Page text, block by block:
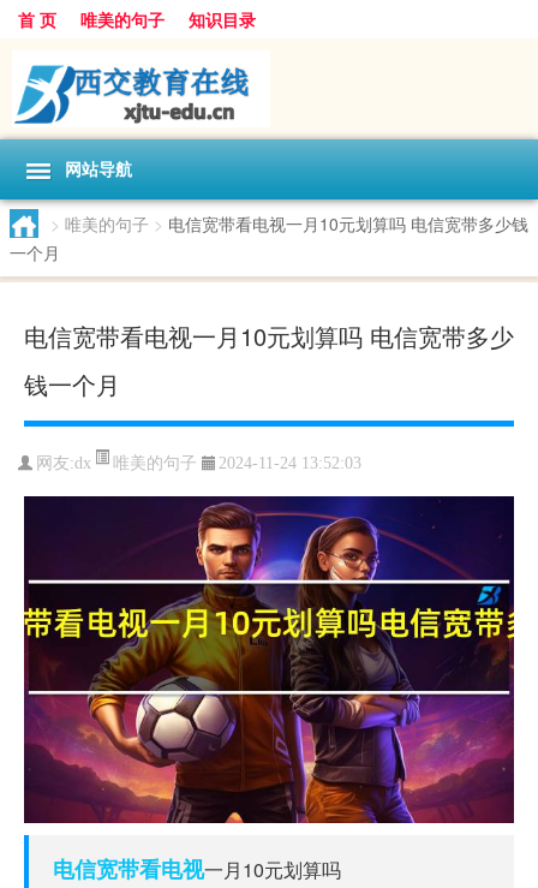
首 页 唯美的句子 知识目录
网站导航
> 唯美的句子 > 电信宽带看电视一月10元划算吗 电信宽带多少钱
一个月
电信宽带看电视一月10元划算吗 电信宽带多少
钱一个月
网友:dx 唯美的句子 2024-11-24 13:52:03
电信宽带看电视一月10元划算吗